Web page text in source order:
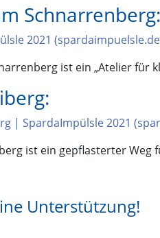
Schnarrenberg:
2021
ist ein „Atelier für
| SpardaImpülsle 2021
ist ein gepflasterter Weg
Unterstützung!